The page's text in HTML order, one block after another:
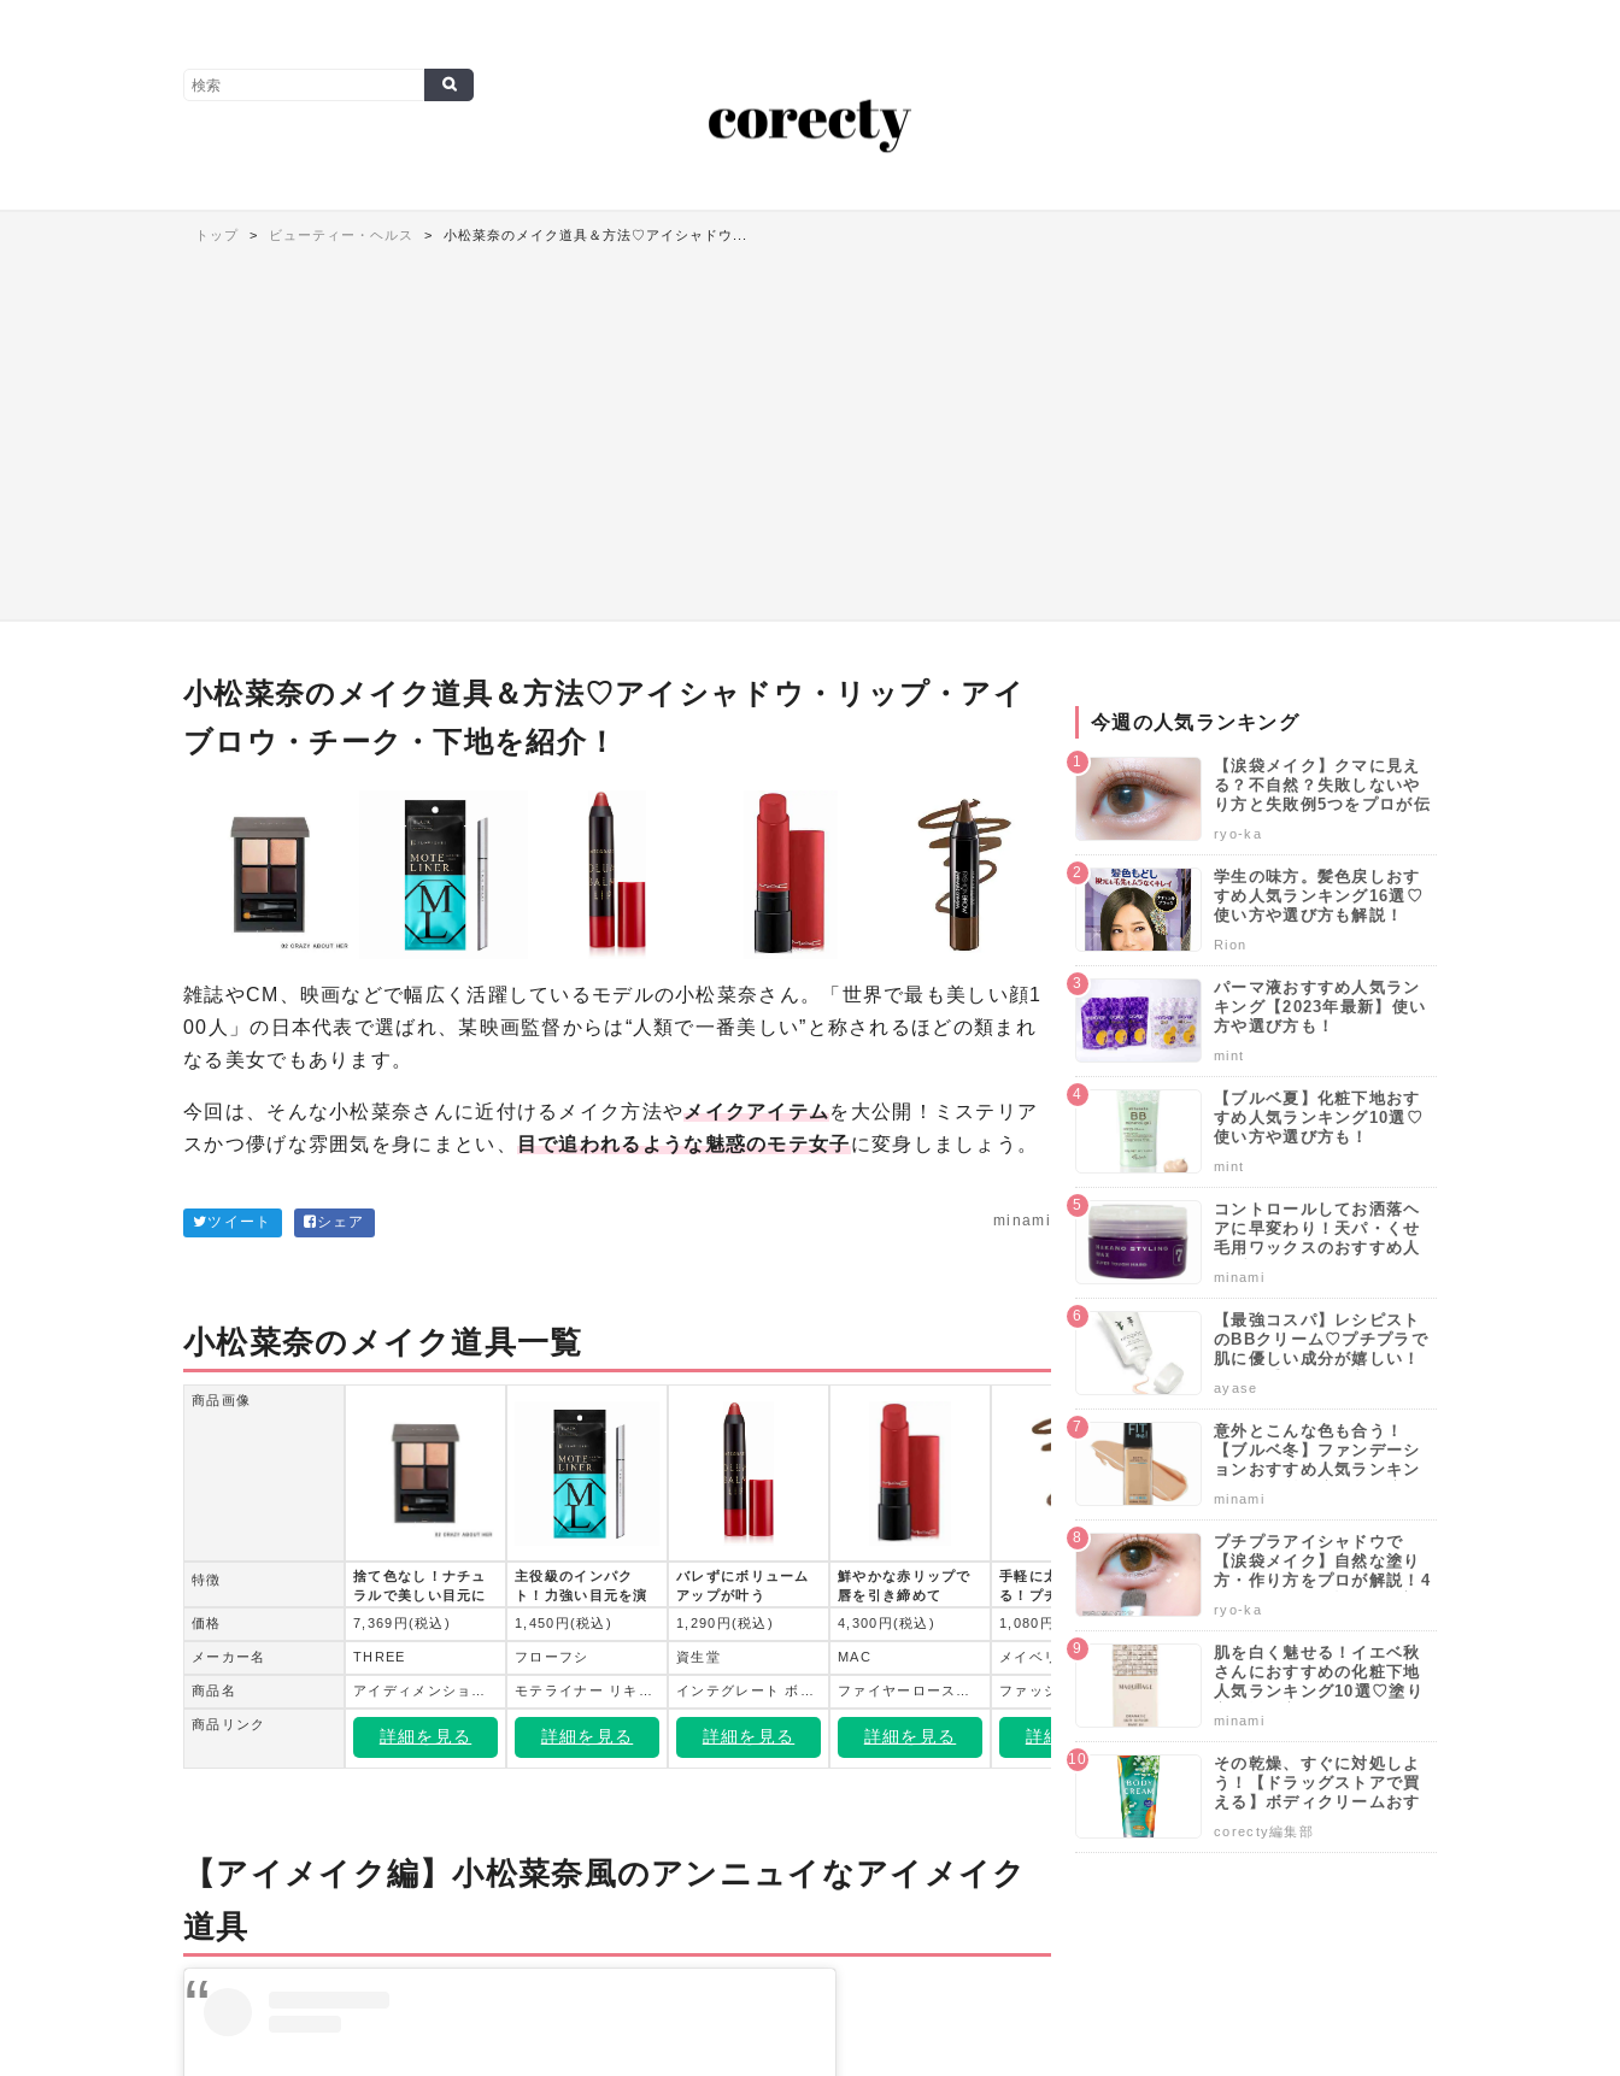
トップ ビューティー・ヘルス 小松菜奈のメイク道具＆方法♡アイシャドウ...
小松菜奈のメイク道具＆方法♡アイシャドウ・リップ・アイ
ブロウ・チーク・下地を紹介！
雑誌やCM、映画などで幅広く活躍しているモデルの小松菜奈さん。「世界で最も美しい顔1
00人」の日本代表で選ばれ、某映画監督からは“人類で一番美しい”と称されるほどの類まれ
なる美女でもあります。
今回は、そんな小松菜奈さんに近付けるメイク方法やメイクアイテムを大公開！ミステリア
スかつ儚げな雰囲気を身にまとい、 目で追われるような魅惑のモテ女子に変身しましょう。
ツイート シェア minami
小松菜奈のメイク道具一覧
商品画像
特徴
価格
メーカー名
商品名
商品リンク
捨て色なし！ナチュ
ラルで美しい目元に
7,369円(税込)
THREE
詳細を見る
主役級のインパク
ト！力強い目元を演
1,450円(税込)
フローフシ
詳細を見る
バレずにボリューム
アップが叶う
1,290円(税込)
資生堂
詳細を見る
鮮やかな赤リップで
唇を引き締めて
4,300円(税込)
MAC
詳細を見る
手軽に太眉が手に入
る！プチプラ時短ア
イブロウ
1,080円(税込)
メイベリンニューヨーク
ファッションブロウ ポマードクレヨン BR-2 モカ
詳細を見る
自然に整った美眉を
れ！
セザンヌ化粧品
超細芯アイブロウ 03 ナチュラルブラウン
詳細を見る
いきいきとした血色
感のある頬へ
ナーズジャパン
詳細を見る
【アイメイク編】小松菜奈風のアンニュイなアイメイク
道具
今週の人気ランキング
【涙袋メイク】クマに見え
る？不自然？失敗しないや
り方と失敗例5つをプロが伝
ryo-ka
学生の味方。髪色戻しおす
すめ人気ランキング16選♡
使い方や選び方も解説！
Rion
パーマ液おすすめ人気ラン
キング【2023年最新】使い
方や選び方も！
mint
【ブルベ夏】化粧下地おす
すめ人気ランキング10選♡
使い方や選び方も！
mint
コントロールしてお洒落ヘ
アに早変わり！天パ・くせ
毛用ワックスのおすすめ人
♡使い方や選び方のポイン
minami
【最強コスパ】レシピスト
のBBクリーム♡プチプラで
肌に優しい成分が嬉しい！
らカバーしよう。
ayase
意外とこんな色も合う！
【ブルベ冬】ファンデーシ
ョンおすすめ人気ランキン
ポイントも解説！
minami
プチプラアイシャドウで
【涙袋メイク】自然な塗り
方・作り方をプロが解説！4
伝授します♡
ryo-ka
肌を白く魅せる！イエベ秋
さんにおすすめの化粧下地
人気ランキング10選♡塗り
説！
minami
その乾燥、すぐに対処しよ
う！【ドラッグストアで買
える】ボディクリームおす
すめ人気ランキング10選♡
塗り方や選び方も解説
corecty編集部